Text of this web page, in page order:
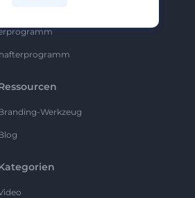
Werkzeug